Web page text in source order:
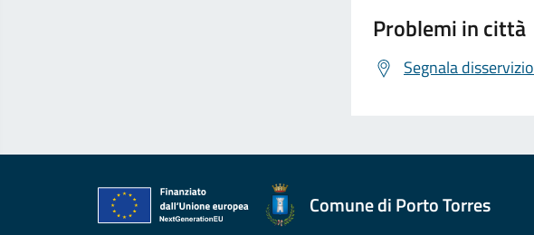
Problemi in città
Segnala disservizio
Comune di Porto Torres